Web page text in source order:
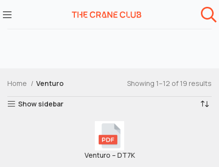
Home Venturo Showing 1–12 of 19 results
Show sidebar
Venturo – DT7K